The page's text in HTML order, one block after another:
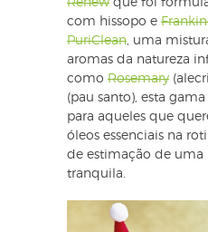
Renew que foi
com hissopo e
PuriClean, uma
aromas da natureza
como Rosemary
(pau santo), esta
para aqueles que
óleos essenciais na
de estimação de uma
tranquila.